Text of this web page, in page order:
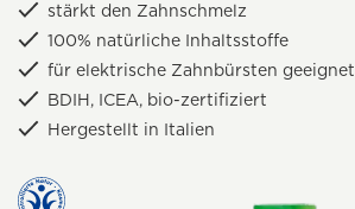
stärkt den Zahnschmelz
100% natürliche Inhaltsstoffe
für elektrische Zahnbürsten geeignet
BDIH, ICEA, bio-zertifiziert
Hergestellt in Italien